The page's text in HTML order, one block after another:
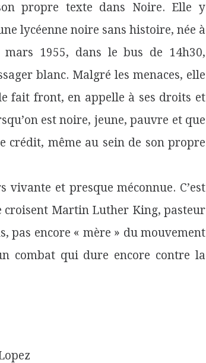
propre texte dans Noire. Elle y
lycéenne noire sans histoire, née à
mars 1955, dans le bus de 14h30,
blanc. Malgré les menaces, elle
fait front, en appelle à ses droits et
est noire, jeune, pauvre et que
crédit, même au sein de son propre
et presque méconnue. C’est
croisent Martin Luther King, pasteur
pas encore « mère » du mouvement
combat qui dure encore contre la